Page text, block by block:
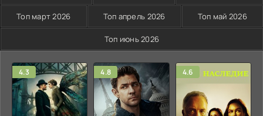
Топ март 2026 Топ апрель 2026 Топ май 2026
Топ июнь 2026
4.3 4.8 4.6